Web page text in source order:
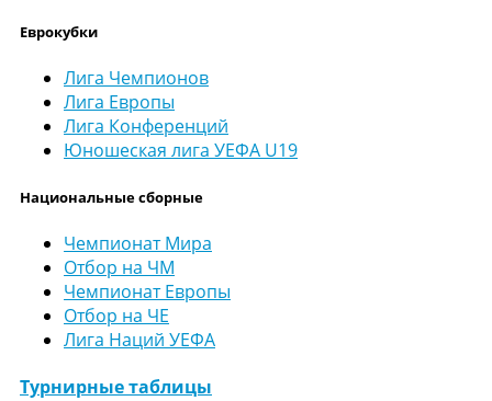
Еврокубки
Лига Чемпионов
Лига Европы
Лига Конференций
Юношеская лига УЕФА U19
Национальные сборные
Чемпионат Мира
Отбор на ЧМ
Чемпионат Европы
Отбор на ЧЕ
Лига Наций УЕФА
Турнирные таблицы